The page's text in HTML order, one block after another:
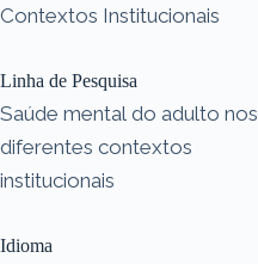
Contextos Institucionais
Linha de Pesquisa
Saúde mental do adulto nos
diferentes contextos
institucionais
Idioma